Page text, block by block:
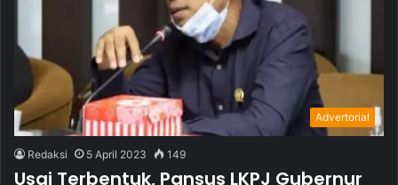
Advertorial
Redaksi 5 April 2023 149
Usai Terbentuk, Pansus LKPJ Gubernur